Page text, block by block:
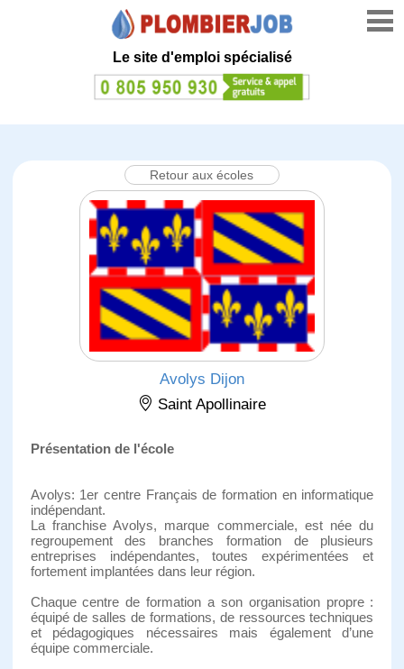
Le site d'emploi spécialisé
Retour aux écoles
Avolys Dijon
Saint Apollinaire
Présentation de l'école
Avolys: 1er centre Français de formation en informatique
indépendant.
La franchise Avolys, marque commerciale, est née du
regroupement des branches formation de plusieurs
entreprises indépendantes, toutes expérimentées et
fortement implantées dans leur région.
Chaque centre de formation a son organisation propre :
équipé de salles de formations, de ressources techniques
et pédagogiques nécessaires mais également d’une
équipe commerciale.